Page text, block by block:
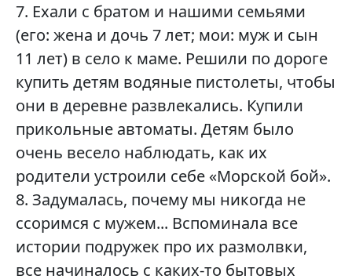
7. Ехали с братом и нашими семьями
(его: жена и дочь 7 лет; мои: муж и сын
11 лет) в село к маме. Решили по дороге
купить детям водяные пистолеты, чтобы
они в деревне развлекались. Купили
прикольные автоматы. Детям было
очень весело наблюдать, как их
родители устроили себе «Морской бой».
8. Задумалась, почему мы никогда не
ссоримся с мужем... Вспоминала все
истории подружек про их размолвки,
все начиналось с каких-то бытовых